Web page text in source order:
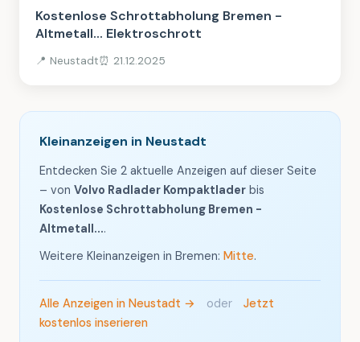
Kostenlose Schrottabholung Bremen -
Altmetall... Elektroschrott
📍 Neustadt⏰ 21.12.2025
Kleinanzeigen in Neustadt
Entdecken Sie 2 aktuelle Anzeigen auf dieser Seite
– von Volvo Radlader Kompaktlader bis
Kostenlose Schrottabholung Bremen -
Altmetall....
Weitere Kleinanzeigen in Bremen: Mitte.
Alle Anzeigen in Neustadt → oder
Jetzt
kostenlos inserieren